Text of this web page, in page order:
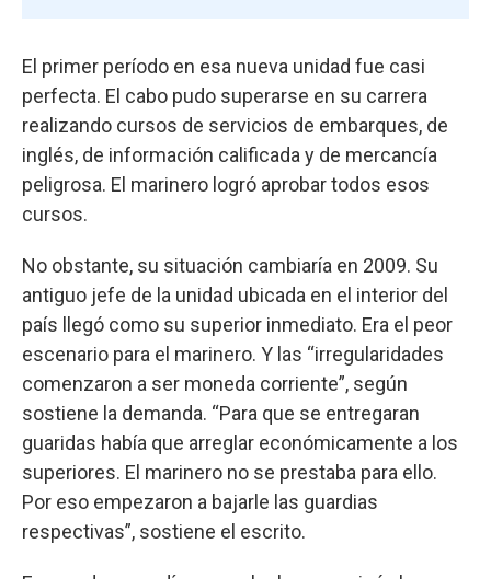
El primer período en esa nueva unidad fue casi
perfecta. El cabo pudo superarse en su carrera
realizando cursos de servicios de embarques, de
inglés, de información calificada y de mercancía
peligrosa. El marinero logró aprobar todos esos
cursos.
No obstante, su situación cambiaría en 2009. Su
antiguo jefe de la unidad ubicada en el interior del
país llegó como su superior inmediato. Era el peor
escenario para el marinero. Y las “irregularidades
comenzaron a ser moneda corriente”, según
sostiene la demanda. “Para que se entregaran
guaridas había que arreglar económicamente a los
superiores. El marinero no se prestaba para ello.
Por eso empezaron a bajarle las guardias
respectivas”, sostiene el escrito.